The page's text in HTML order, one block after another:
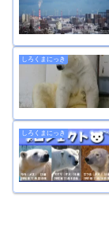
しろくまにっき
しろくまにっき